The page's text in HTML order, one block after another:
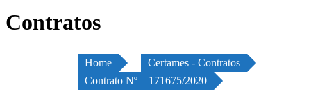
Contratos
Home
Certames - Contratos
Contrato Nº – 171675/2020